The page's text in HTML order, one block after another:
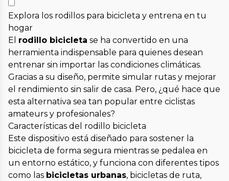
Explora los rodillos para bicicleta y entrena en tu
hogar
El rodillo bicicleta se ha convertido en una
herramienta indispensable para quienes desean
entrenar sin importar las condiciones climáticas.
Gracias a su diseño, permite simular rutas y mejorar
el rendimiento sin salir de casa. Pero, ¿qué hace que
esta alternativa sea tan popular entre ciclistas
amateurs y profesionales?
Características del rodillo bicicleta
Este dispositivo está diseñado para sostener la
bicicleta de forma segura mientras se pedalea en
un entorno estático, y funciona con diferentes tipos
como las bicicletas urbanas, bicicletas de ruta,